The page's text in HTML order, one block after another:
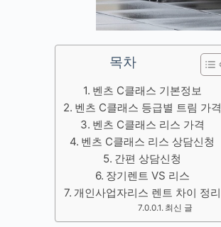
목차
벤츠 C클래스 기본정보
벤츠 C클래스 등급별 트림 가격
벤츠 C클래스 리스 가격
벤츠 C클래스 리스 상담신청
간편 상담신청
장기렌트 VS 리스
개인사업자리스 렌트 차이 정리
최신 글